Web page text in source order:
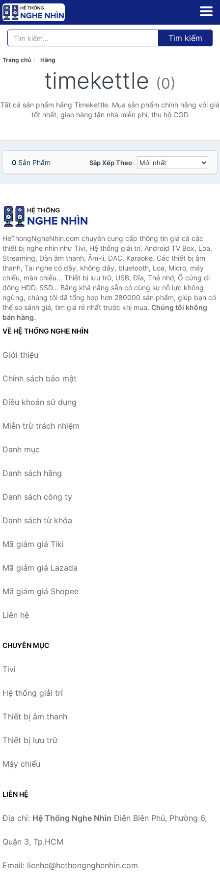
Tìm kiếm
Trang chủ Hãng
timekettle (0)
Tất cả sản phẩm hãng Timekettle. Mua sản phẩm chính hãng với giá
tốt nhất, giao hàng tận nhà miễn phí, thu hộ COD
0 Sản Phẩm Sắp Xếp Theo
HeThongNgheNhin.com chuyên cung cấp thông tin giá cả các
thiết bị nghe nhìn như Tivi, Hệ thống giải trí, Android TV Box, Loa,
Streaming, Dàn âm thanh, Âm-li, DAC, Karaoke. Các thiết bị âm
thanh, Tai nghe có dây, không dây, bluetooth, Loa, Micro, máy
chiếu, màn chiếu... Thiết bị lưu trữ, USB, Đĩa, Thẻ nhớ, Ổ cứng di
động HDD, SSD... Bằng khả năng sẵn có cùng sự nỗ lực không
ngừng, chúng tôi đã tổng hợp hơn 280000 sản phẩm, giúp bạn có
thể so sánh giá, tìm giá rẻ nhất trước khi mua. Chúng tôi không
bán hàng.
VỀ HỆ THỐNG NGHE NHÌN
Giới thiệu
Chính sách bảo mật
Điều khoản sử dụng
Miễn trừ trách nhiệm
Danh mục
Danh sách hãng
Danh sách công ty
Danh sách từ khóa
Mã giảm giá Tiki
Mã giảm giá Lazada
Mã giảm giá Shopee
Liên hệ
CHUYÊN MỤC
Tivi
Hệ thống giải trí
Thiết bị âm thanh
Thiết bị lưu trữ
Máy chiếu
LIÊN HỆ
Địa chỉ: Hệ Thống Nghe Nhìn Điện Biên Phủ, Phường 6,
Quận 3, Tp.HCM
Email: lienhe@hethongnghenhin.com